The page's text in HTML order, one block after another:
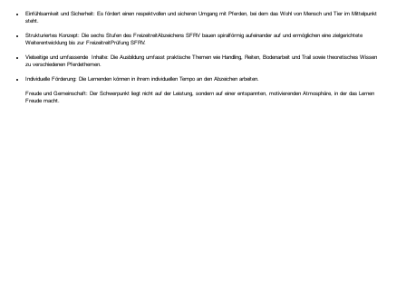
Einfühlsamkeit und Sicherheit: Es fördert einen respektvollen und sicheren Umgang mit Pferden, bei dem das Wohl von Mensch und Tier im Mittelpunkt
steht.
Strukturiertes Konzept: Die sechs Stufen des FreizeitreitAbzeichens SFRV bauen spiralförmig aufeinander auf und ermöglichen eine zielgerichtete
Weiterentwicklung bis zur FreizeitreitPrüfung SFRV.
Vielseitige und umfassende Inhalte: Die Ausbildung umfasst praktische Themen wie Handling, Reiten, Bodenarbeit und Trail sowie theoretisches Wissen
zu verschiedenen Pferdethemen.
Individuelle Förderung: Die Lernenden können in ihrem individuellen Tempo an den Abzeichen arbeiten.
Freude und Gemeinschaft: Der Schwerpunkt liegt nicht auf der Leistung, sondern auf einer entspannten, motivierenden Atmosphäre, in der das Lernen
Freude macht.